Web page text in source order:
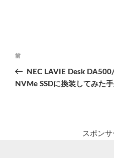
投
ナ
前
の
投
前
NEC LAVIE Desk
NVMe SSDに換装してみた
スポン